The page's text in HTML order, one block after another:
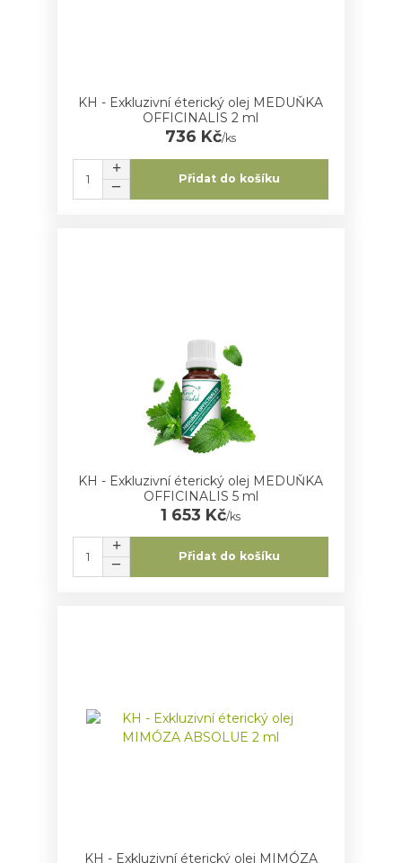
KH - Exkluzivní éterický olej MEDUŇKA
OFFICINALIS 2 ml
736 Kč/ks
Přidat do košíku
KH - Exkluzivní éterický olej MEDUŇKA
OFFICINALIS 5 ml
1 653 Kč/ks
Přidat do košíku
KH - Exkluzivní éterický olej MIMÓZA